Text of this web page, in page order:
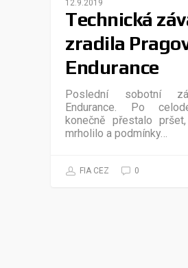
12.9.2019
Technická
zradila
Endurance
Poslední sobotní
Endurance. Po
konečně přestalo
mrholilo a podmínky…
FIA CEZ 0